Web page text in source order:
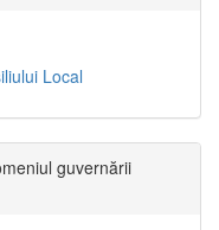
Local
guvernării